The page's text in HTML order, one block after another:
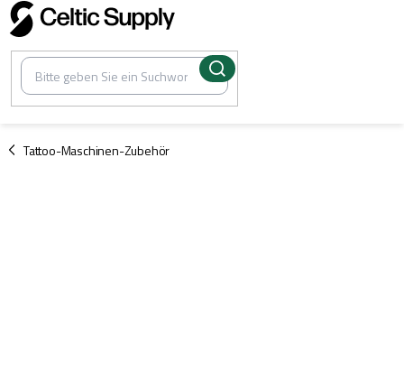
Zum
Inhalt
springen
Tattoo-Maschinen-Zubehör
/